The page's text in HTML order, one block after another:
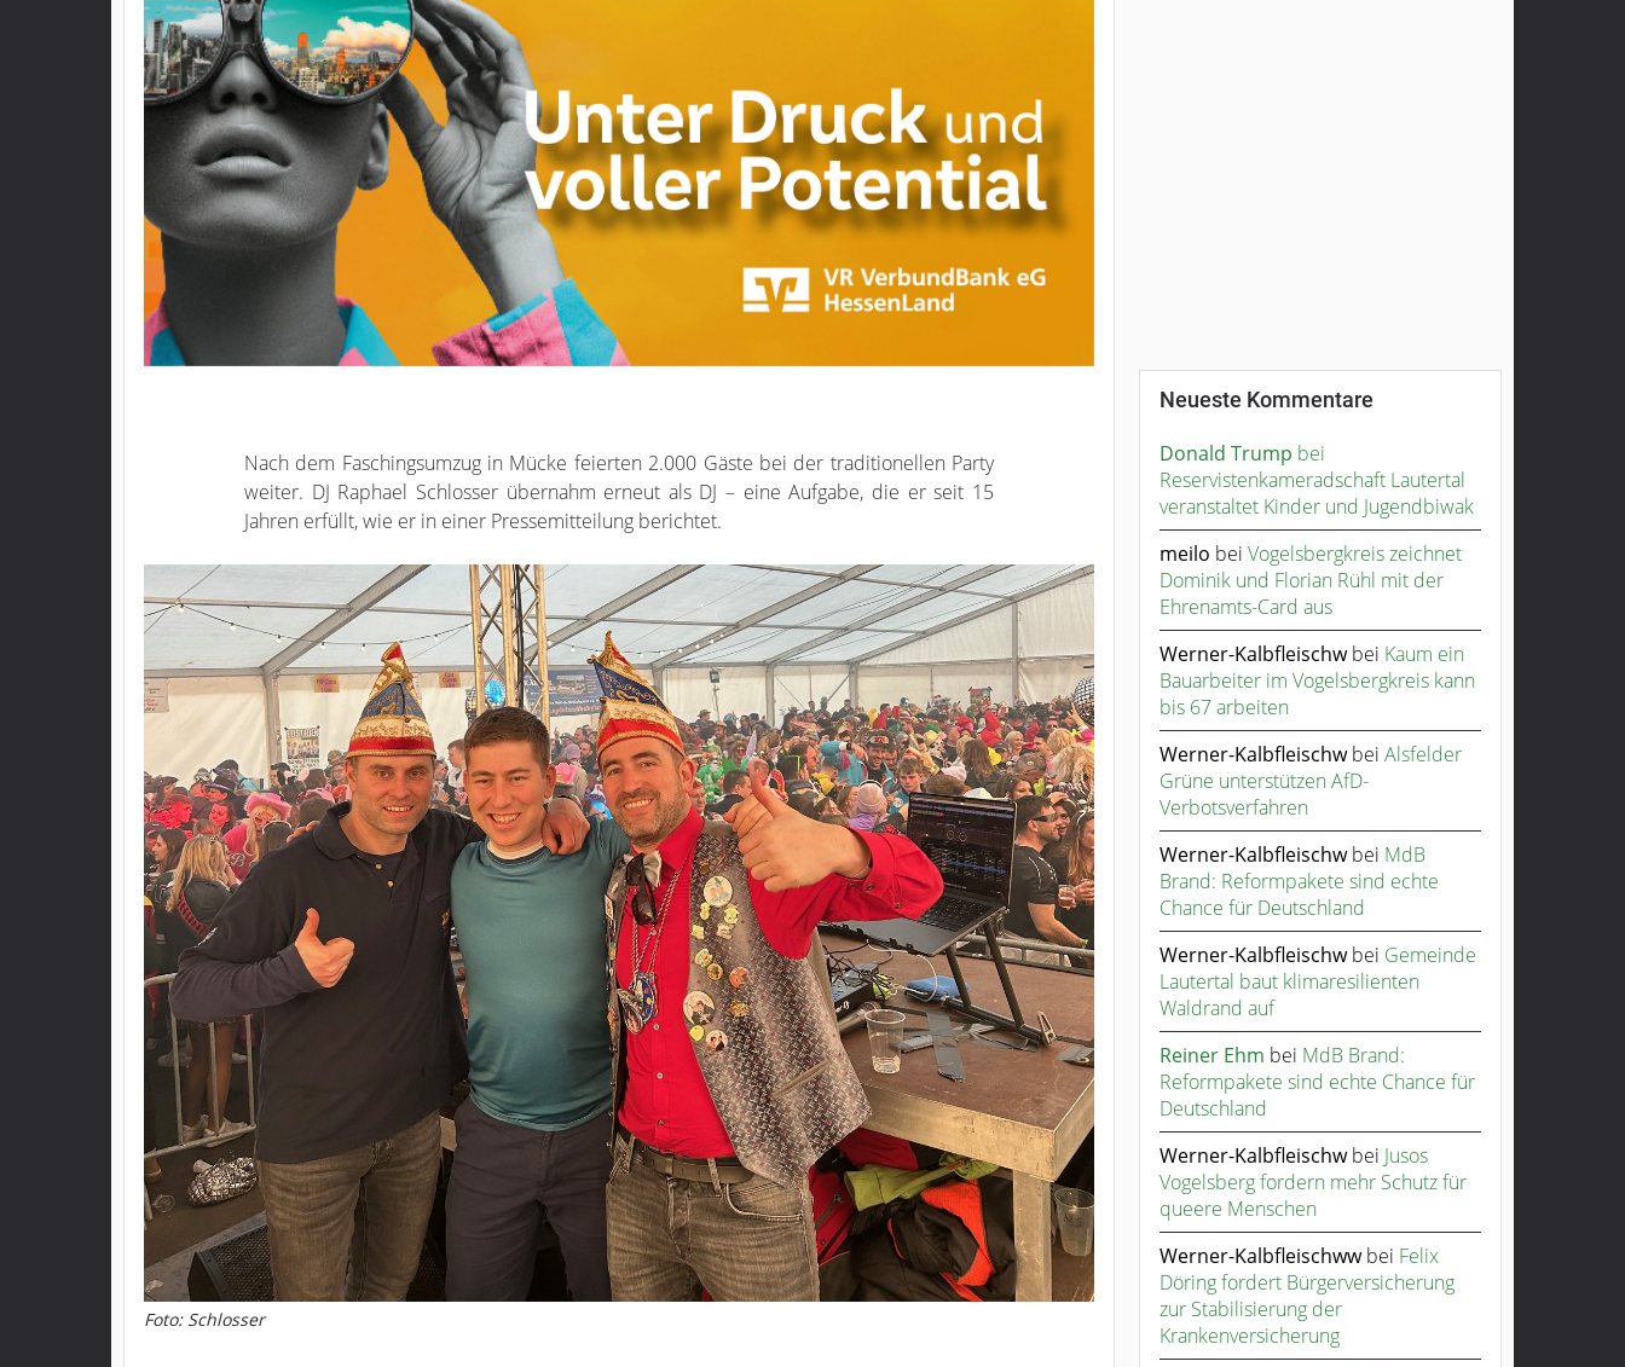
Nach dem Faschingsumzug in Mücke feierten 2.000 Gäste bei der traditionellen Party
weiter. DJ Raphael Schlosser übernahm erneut als DJ – eine Aufgabe, die er seit 15
Jahren erfüllt, wie er in einer Pressemitteilung berichtet.
Foto: Schlosser
Neueste Kommentare
Donald Trump bei
Reservistenkameradschaft Lautertal
veranstaltet Kinder und Jugendbiwak
meilo bei Vogelsbergkreis zeichnet
Dominik und Florian Rühl mit der
Ehrenamts-Card aus
Werner-Kalbfleischwbei Kaum ein
Bauarbeiter im Vogelsbergkreis kann
bis 67 arbeiten
Werner-Kalbfleischwbei Alsfelder
Grüne unterstützen AfD-
Verbotsverfahren
Werner-Kalbfleischwbei MdB
Brand: Reformpakete sind echte
Chance für Deutschland
Werner-Kalbfleischwbei Gemeinde
Lautertal baut klimaresilienten
Waldrand auf
Reiner Ehm bei MdB Brand:
Reformpakete sind echte Chance für
Deutschland
Werner-Kalbfleischwbei Jusos
Vogelsberg fordern mehr Schutz für
queere Menschen
Werner-Kalbfleischwwbei Felix
Döring fordert Bürgerversicherung
zur Stabilisierung der
Krankenversicherung